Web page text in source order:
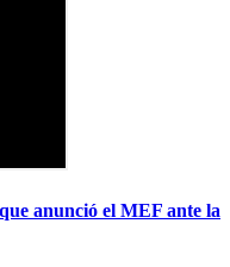
anunció el MEF ante la